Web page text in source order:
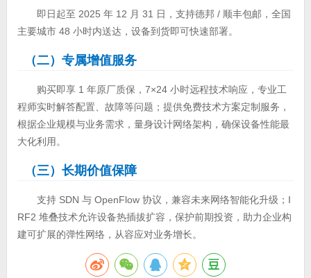
即日起至 2025 年 12 月 31 日，支持德邦 / 顺丰包邮，全国
主要城市 48 小时内送达，设备到货即可快速部署。
（二）专属增值服务
购买即享 1 年原厂质保，7×24 小时远程技术响应，专业工
程师实时解答配置、故障等问题；提供免费技术方案定制服务，
根据企业规模与业务需求，量身设计网络架构，确保设备性能最
大化利用。
（三）长期价值保障
支持 SDN 与 OpenFlow 协议，兼容未来网络智能化升级；I
RF2 堆叠技术允许设备热插拔扩容，保护前期投资，助力企业构
建可扩展的弹性网络，从容应对业务增长。